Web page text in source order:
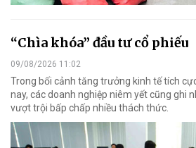
“Chìa khóa” đầu tư cổ phiếu
09/08/2026 11:02
Trong bối cảnh tăng trưởng kinh tế tích
nay, các doanh nghiệp niêm yết cũng ghi
vượt trội bấp chấp nhiều thách thức.